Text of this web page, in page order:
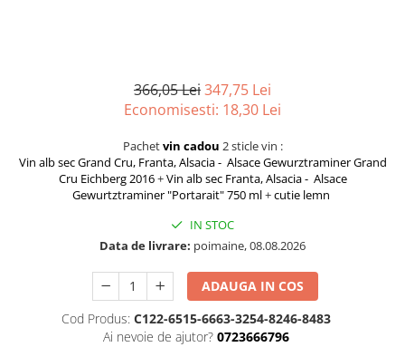
Parellada
366,05 Lei347,75 Lei
Economisesti: 18,30 Lei
Pachetvin cadou 2 sticle vin :
Vin alb sec Grand Cru, Franta, Alsacia - Alsace Gewurztraminer Grand
Cru Eichberg 2016+Vin alb sec Franta, Alsacia - Alsace
Gewurtztraminer "Portarait" 750 ml+cutie lemn
IN STOC
Data de livrare: poimaine, 08.08.2026
ADAUGA IN COS
Cod Produs: C122-6515-6663-3254-8246-8483
Ai nevoie de ajutor? 0723666796